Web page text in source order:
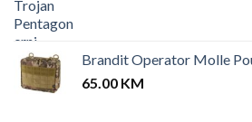
Brandit Operator Molle
65.00 KM